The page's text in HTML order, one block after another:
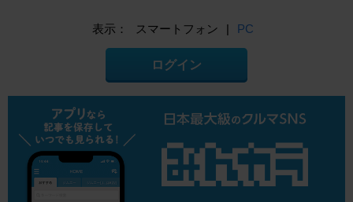
表示： スマートフォン | PC
ログイン